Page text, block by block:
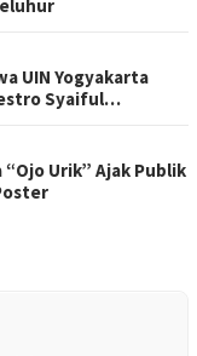
UIN Yogyakarta
Syaiful…
Urik” Ajak Publik